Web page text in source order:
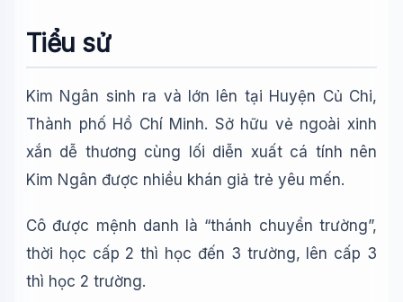
Tiểu sử
Kim Ngân sinh ra và lớn lên tại Huyện Củ Chi,
Thành phố Hồ Chí Minh. Sở hữu vẻ ngoài xinh
xắn dễ thương cùng lối diễn xuất cá tính nên
Kim Ngân được nhiều khán giả trẻ yêu mến.
Cô được mệnh danh là “thánh chuyển trường”,
thời học cấp 2 thì học đến 3 trường, lên cấp 3
thì học 2 trường.